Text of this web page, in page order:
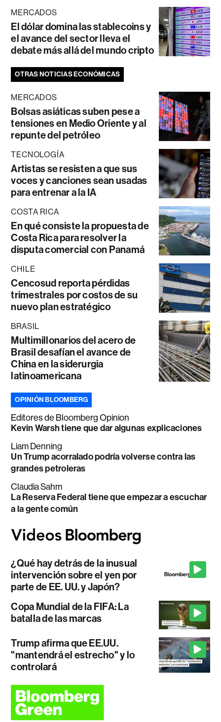
MERCADOS
El dólar domina las stablecoins y
el avance del sector lleva el
debate más allá del mundo cripto
OTRAS NOTICIAS ECONÓMICAS
MERCADOS
Bolsas asiáticas suben pese a
tensiones en Medio Oriente y al
repunte del petróleo
TECNOLOGÍA
Artistas se resisten a que sus
voces y canciones sean usadas
para entrenar a la IA
COSTA RICA
En qué consiste la propuesta de
Costa Rica para resolver la
disputa comercial con Panamá
CHILE
Cencosud reporta pérdidas
trimestrales por costos de su
nuevo plan estratégico
BRASIL
Multimillonarios del acero de
Brasil desafían el avance de
China en la siderurgia
latinoamericana
OPINIÓN BLOOMBERG
Editores de Bloomberg Opinion
Kevin Warsh tiene que dar algunas explicaciones
Liam Denning
Un Trump acorralado podría volverse contra las
grandes petroleras
Claudia Sahm
La Reserva Federal tiene que empezar a escuchar
a la gente común
¿Qué hay detrás de la inusual
intervención sobre el yen por
parte de EE. UU. y Japón?
Copa Mundial de la FIFA: La
batalla de las marcas
Trump afirma que EE.UU.
"mantendrá el estrecho" y lo
controlará